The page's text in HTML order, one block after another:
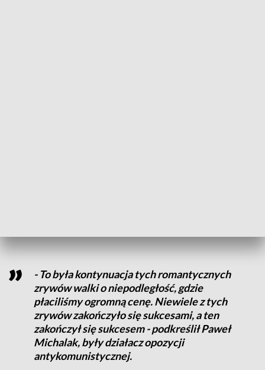
- To była kontynuacja tych romantycznych
zrywów walki o niepodległość, gdzie
płaciliśmy ogromną cenę. Niewiele z tych
zrywów zakończyło się sukcesami, a ten
zakończył się sukcesem - podkreślił Paweł
Michalak, były działacz opozycji
antykomunistycznej.